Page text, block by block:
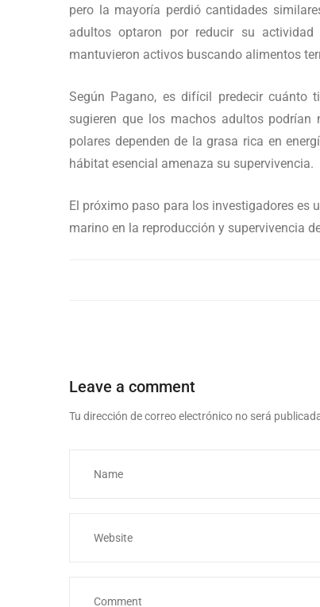
pero la mayoría perdió cantidades
adultos optaron por reducir su
mantuvieron activos buscando alimentos
Según Pagano, es difícil predecir cuánto
sugieren que los machos adultos
polares dependen de la grasa rica en
hábitat esencial amenaza su supervivencia.
El próximo paso para los investigadores es
marino en la reproducción y supervivencia
Leave a comment
Tu dirección de correo electrónico no será